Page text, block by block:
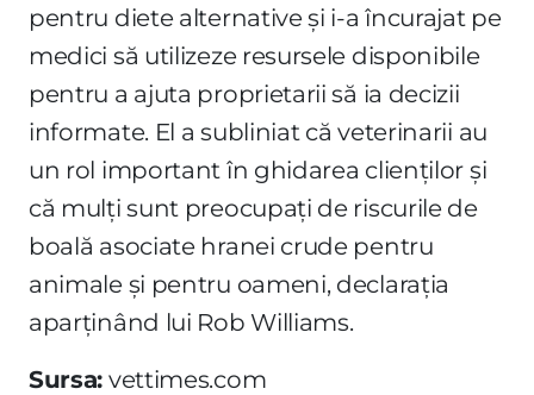
pentru diete alternative și i-a încurajat pe
medici să utilizeze resursele disponibile
pentru a ajuta proprietarii să ia decizii
informate. El a subliniat că veterinarii au
un rol important în ghidarea clienților și
că mulți sunt preocupați de riscurile de
boală asociate hranei crude pentru
animale și pentru oameni, declarația
aparținând lui Rob Williams.
Sursa: vettimes.com